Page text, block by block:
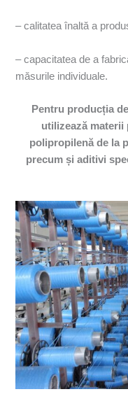
– calitatea înaltă a
– capacitatea de a
măsurile individuale.
Pentru producția
utilizează materii
polipropilenă de la
precum și aditivi